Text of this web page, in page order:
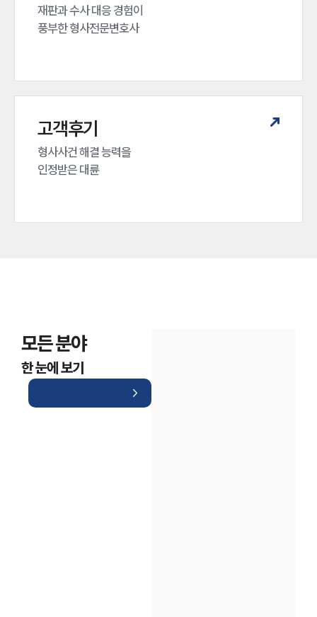
재판과 수사 대응 경험이
풍부한 형사전문변호사
고객후기
형사사건 해결 능력을
인정받은 대륜
모든 분야
한 눈에 보기